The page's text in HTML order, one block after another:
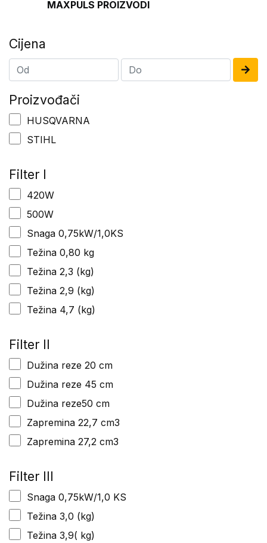
MAXPULS PROIZVODI
Cijena
Proizvođači
HUSQVARNA
STIHL
Filter I
420W
500W
Snaga 0,75kW/1,0KS
Težina 0,80 kg
Težina 2,3 (kg)
Težina 2,9 (kg)
Težina 4,7 (kg)
Filter II
Dužina reze 20 cm
Dužina reze 45 cm
Dužina reze50 cm
Zapremina 22,7 cm3
Zapremina 27,2 cm3
Filter III
Snaga 0,75kW/1,0 KS
Težina 3,0 (kg)
Težina 3,9( kg)